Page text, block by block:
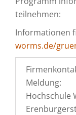
teilnehmen:
Informationen
worms.de/
Meldung:
Hochschule